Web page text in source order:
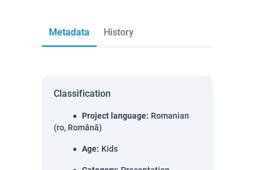
Metadata History
Classification
Project language: Romanian
(ro, Română)
Age: Kids